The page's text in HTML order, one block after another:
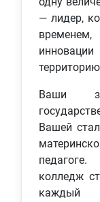
— лидер,
Ваши
Вашей
колледж
каждый